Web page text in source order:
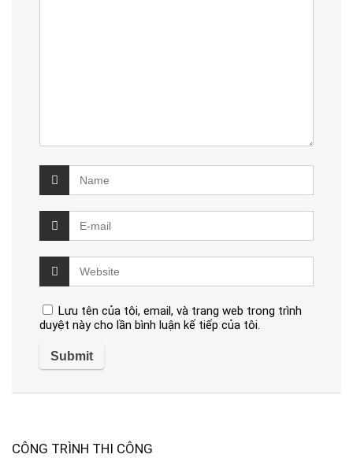
Lưu tên của tôi, email, và trang web trong trình
duyệt này cho lần bình luận kế tiếp của tôi.
CÔNG TRÌNH THI CÔNG